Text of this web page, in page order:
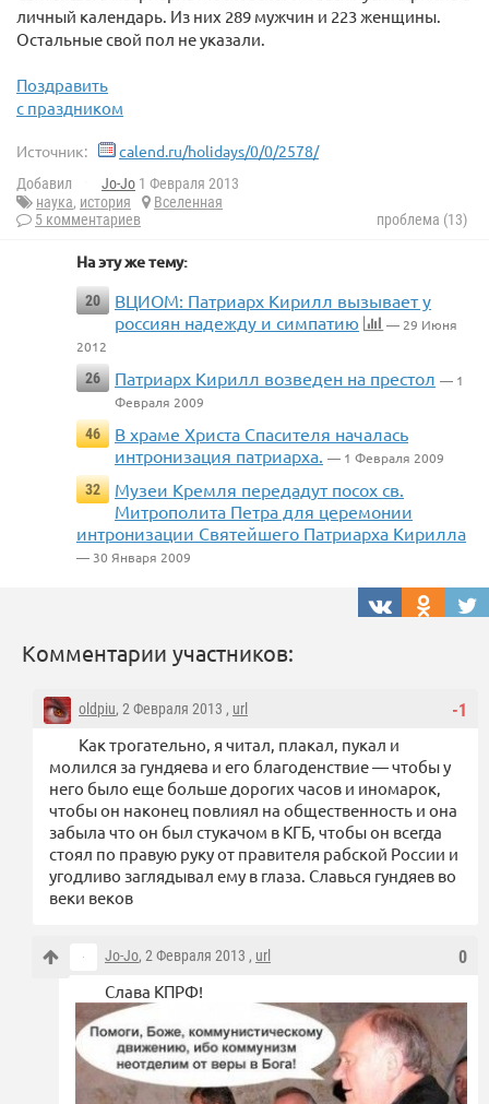
личный календарь. Из них 289 мужчин и 223 женщины.
Остальные свой пол не указали.
Поздравить
с праздником
Источник: calend.ru/holidays/0/0/2578/
Добавил Jo-Jo 1 Февраля 2013
наука, история
Вселенная
5 комментариев
проблема (13)
На эту же тему:
20
ВЦИОМ: Патриарх Кирилл вызывает у
россиян надежду и симпатию
— 29 Июня
2012
26
Патриарх Кирилл возведен на престол — 1
Февраля 2009
46
В храме Христа Спасителя началась
интронизация патриарха. — 1 Февраля 2009
32
Музеи Кремля передадут посох св.
Митрополита Петра для церемонии
интронизации Святейшего Патриарха Кирилла
— 30 Января 2009
Комментарии участников:
-1
oldpiu, 2 Февраля 2013 , url
Как трогательно, я читал, плакал, пукал и
молился за гундяева и его благоденствие — чтобы у
него было еще больше дорогих часов и иномарок,
чтобы он наконец повлиял на общественность и она
забыла что он был стукачом в КГБ, чтобы он всегда
стоял по правую руку от правителя рабской России и
угодливо заглядывал ему в глаза. Славься гундяев во
веки веков
0
Jo-Jo, 2 Февраля 2013 , url
Слава КПРФ!